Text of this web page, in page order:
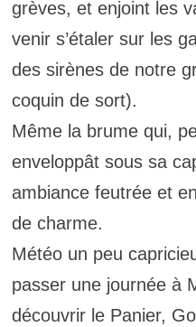
grèves, et enjoint les
venir s’étaler sur les
des sirènes de notre
coquin de sort).
Même la brume qui,
enveloppât sous sa
ambiance feutrée et
de charme.
Météo un peu
passer une journée à
découvrir le Panier,